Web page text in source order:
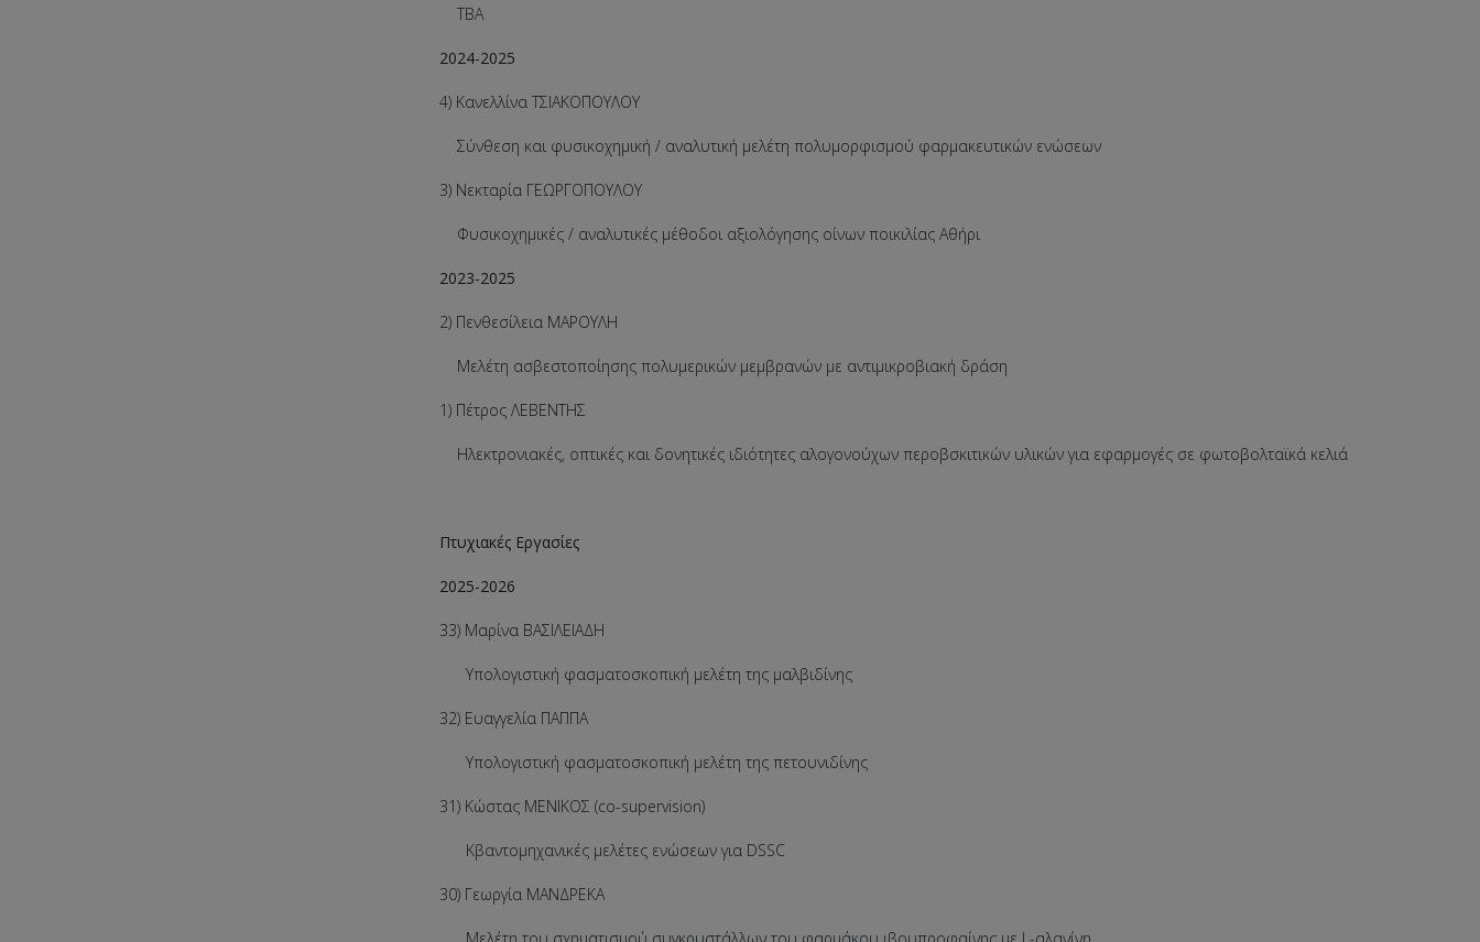
ΤΒΑ
2024-2025
4) Κανελλίνα ΤΣΙΑΚΟΠΟΥΛΟΥ
Σύνθεση και φυσικοχημική / αναλυτική μελέτη πολυμορφισμού φαρμακευτικών ενώσεων
3) Νεκταρία ΓΕΩΡΓΟΠΟΥΛΟΥ
Φυσικοχημικές / αναλυτικές μέθοδοι αξιολόγησης οίνων ποικιλίας Αθήρι
2023-2025
2) Πενθεσίλεια ΜΑΡΟΥΛΗ
Μελέτη ασβεστοποίησης πολυμερικών μεμβρανών με αντιμικροβιακή δράση
1) Πέτρος ΛΕΒΕΝΤΗΣ
Ηλεκτρονιακές, οπτικές και δονητικές ιδιότητες αλογονούχων περοβσκιτικών υλικών για εφαρμογές σε φωτοβολταϊκά κελιά
Πτυχιακές Εργασίες
2025-2026
33) Μαρίνα ΒΑΣΙΛΕΙΑΔΗ
Υπολογιστική φασματοσκοπική μελέτη της μαλβιδίνης
32) Ευαγγελία ΠΑΠΠΑ
Υπολογιστική φασματοσκοπική μελέτη της πετουνιδίνης
31) Κώστας ΜΕΝΙΚΟΣ (co-supervision)
Κβαντομηχανικές μελέτες ενώσεων για DSSC
30) Γεωργία ΜΑΝΔΡΕΚΑ